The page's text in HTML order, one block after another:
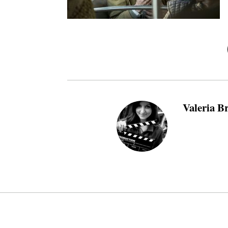
Valeria